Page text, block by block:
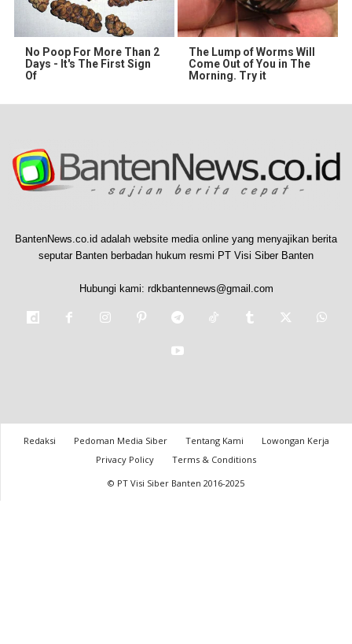
No Poop For More Than 2
Days - It's The First Sign
Of
The Lump of Worms Will
Come Out of You in The
Morning. Try it
BantenNews.co.id adalah website media online yang menyajikan berita
seputar Banten berbadan hukum resmi PT Visi Siber Banten
Hubungi kami: rdkbantennews@gmail.com
Redaksi Pedoman Media Siber Tentang Kami
Lowongan Kerja
Privacy Policy
Terms & Conditions
© PT Visi Siber Banten 2016-2025